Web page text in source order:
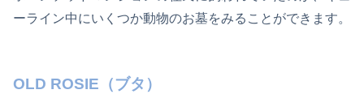
ーライン中にいくつか動物のお墓をみることができます。
OLD ROSIE（ブタ）